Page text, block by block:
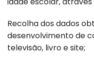
Recolha dos dados
desenvolvimento de
televisão, livro e site;